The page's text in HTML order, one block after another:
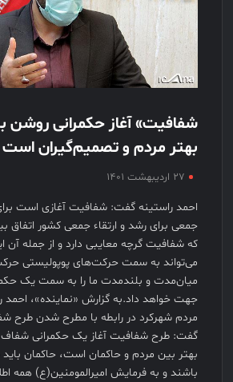
شفافیت» آغاز حکمرانی روشن
بهتر مردم و تصمیم‌گیران است
۲۷ اردیبهشت ۱۴۰۱
احمد راستینه گفت: شفافیت آغازی است
جمعی برای رشد و ارتقاء جمعی کشور اتفاق
که شفافیت گرچه معایبی دارد و از جمله آن
می‌تواند به سمت حرکت‌های پوپولیستی
میان‌مدت و بلندمدت ما را به سمت یک
جهت خواهد داد.به گزارش «نماینده»، احمد
مردم شهرکرد در رابطه با مطرح شدن طرح
گفت: طرح شفافیت آغاز یک حکمرانی شفاف
بهتر بین مردم و حاکمان است، حاکمان
باشند و به فرمایش امیرالمومنین(ع) همه